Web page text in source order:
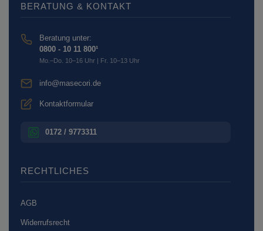
BERATUNG & KONTAKT
Beratung unter:
0800 - 10 11 800¹
Mo.–Do. 10–16 Uhr | Fr. 10–13 Uhr
info@masecori.de
Kontaktformular
0172 / 9773311
RECHTLICHES
AGB
Widerrufsrecht